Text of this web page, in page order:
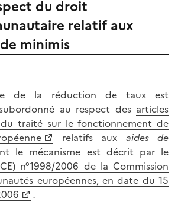
du droit
relatif aux
minimis
de la réduction de taux est
au respect des articles
traité sur le fonctionnement de
relatifs aux aides de
le mécanisme est décrit par le
n°1998/2006 de la Commission
européennes, en date du 15
.